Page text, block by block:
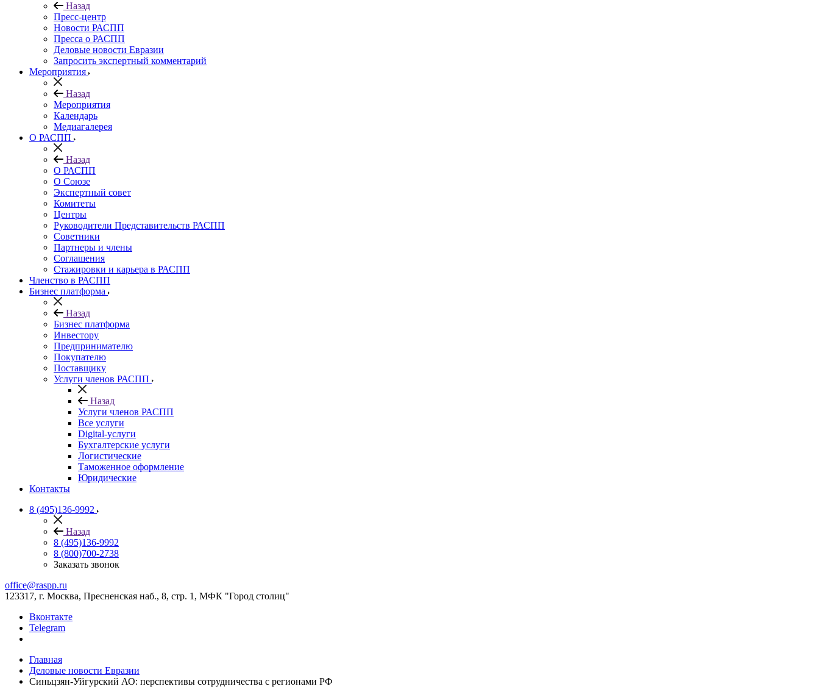
Назад
Пресс-центр
Новости РАСПП
Пресса о РАСПП
Деловые новости Евразии
Запросить экспертный комментарий
Мероприятия
Назад
Мероприятия
Календарь
Медиагалерея
О РАСПП
Назад
О РАСПП
О Союзе
Экспертный совет
Комитеты
Центры
Руководители Представительств РАСПП
Советники
Партнеры и члены
Соглашения
Стажировки и карьера в РАСПП
Членство в РАСПП
Бизнес платформа
Назад
Бизнес платформа
Инвестору
Предпринимателю
Покупателю
Поставщику
Услуги членов РАСПП
Назад
Услуги членов РАСПП
Все услуги
Digital-услуги
Бухгалтерские услуги
Логистические
Таможенное оформление
Юридические
Контакты
8 (495)136-9992
Назад
8 (495)136-9992
8 (800)700-2738
Заказать звонок
office@raspp.ru
123317, г. Москва, Пресненская наб., 8, стр. 1, МФК "Город столиц"
Вконтакте
Telegram
Главная
Деловые новости Евразии
Синьцзян-Уйгурский АО: перспективы сотрудничества с регионами РФ